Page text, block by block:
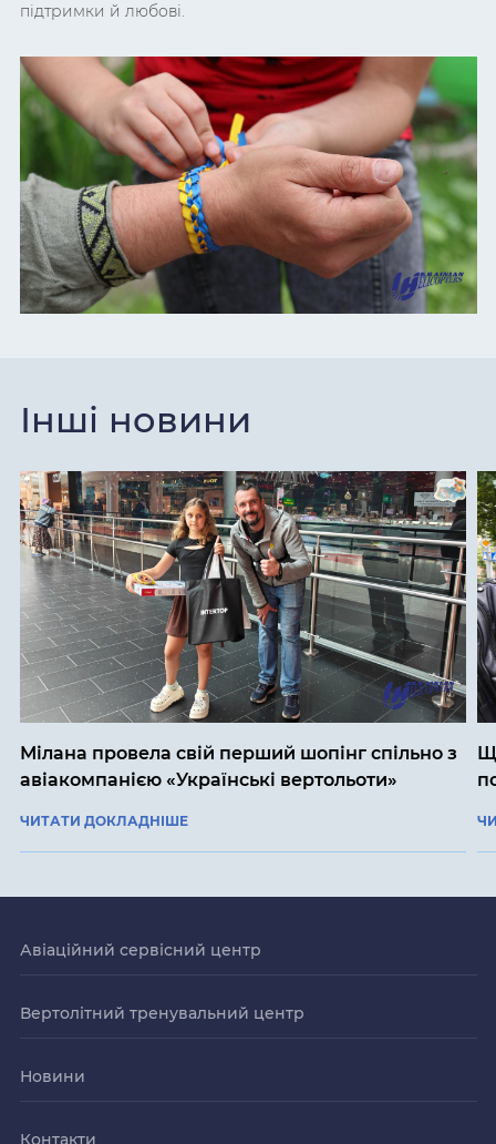
підтримки й любові.
Інші новини
Мілана провела свій перший шопінг спільно з
авіакомпанією «Українські вертольоти»
ЧИТАТИ ДОКЛАДНІШЕ
Авіаційний сервісний центр
Вертолітний тренувальний центр
Новини
Контакти